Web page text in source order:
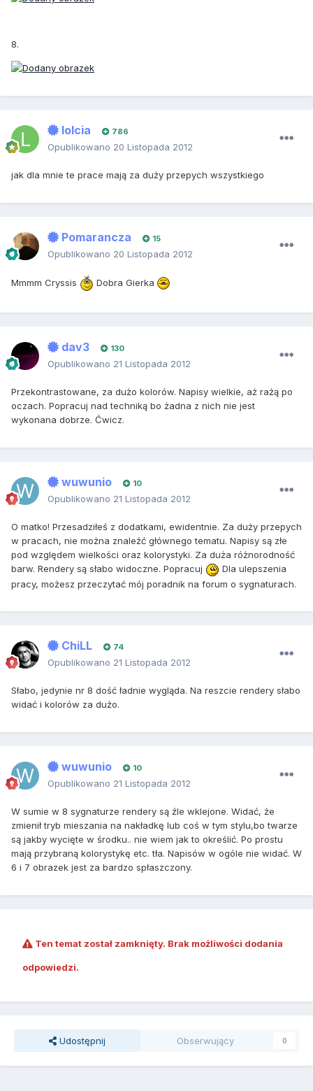
8.
lolcia 786
Opublikowano 20 Listopada 2012
jak dla mnie te prace mają za duży przepych wszystkiego
Pomarancza 15
Opublikowano 20 Listopada 2012
Mmmm Cryssis Dobra Gierka
dav3 130
Opublikowano 21 Listopada 2012
Przekontrastowane, za dużo kolorów. Napisy wielkie, aż rażą po
oczach. Popracuj nad techniką bo żadna z nich nie jest
wykonana dobrze. Ćwicz.
wuwunio 10
Opublikowano 21 Listopada 2012
O matko! Przesadziłeś z dodatkami, ewidentnie. Za duży przepych
w pracach, nie można znaleźć głównego tematu. Napisy są złe
pod względem wielkości oraz kolorystyki. Za duża różnorodność
barw. Rendery są słabo widoczne. Popracuj
Dla ulepszenia
pracy, możesz przeczytać mój poradnik na forum o sygnaturach.
ChiLL 74
Opublikowano 21 Listopada 2012
Słabo, jedynie nr 8 dość ładnie wygląda. Na reszcie rendery słabo
widać i kolorów za dużo.
wuwunio 10
Opublikowano 21 Listopada 2012
W sumie w 8 sygnaturze rendery są źle wklejone. Widać, że
zmienił tryb mieszania na nakładkę lub coś w tym stylu,bo twarze
są jakby wycięte w środku.. nie wiem jak to określić. Po prostu
mają przybraną kolorystykę etc. tła. Napisów w ogóle nie widać. W
6 i 7 obrazek jest za bardzo spłaszczony.
Ten temat został zamknięty. Brak możliwości dodania
odpowiedzi.
Udostępnij Obserwujący 0